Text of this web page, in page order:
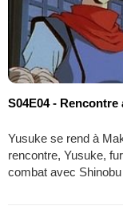
S04E04 - Rencontre
Yusuke se rend à
rencontre, Yusuke,
combat avec